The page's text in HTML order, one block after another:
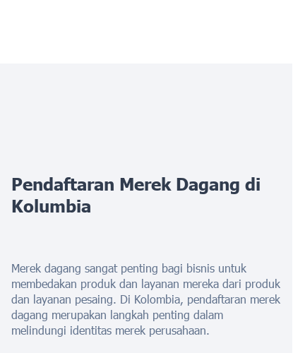
Pendaftaran Merek Dagang di
Kolumbia
Merek dagang sangat penting bagi bisnis untuk
membedakan produk dan layanan mereka dari produk
dan layanan pesaing. Di Kolombia, pendaftaran merek
dagang merupakan langkah penting dalam
melindungi identitas merek perusahaan.